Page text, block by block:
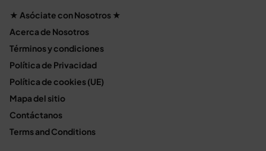
★ Asóciate con Nosotros ★
Acerca de Nosotros
Términos y condiciones
Política de Privacidad
Política de cookies (UE)
Mapa del sitio
Contáctanos
Terms and Conditions